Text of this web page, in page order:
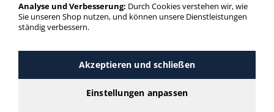
Analyse und Verbesserung: Durch Cookies verstehen wir, wie
Sie unseren Shop nutzen, und können unsere Dienstleistungen
ständig verbessern.
Akzeptieren und schließen
Einstellungen anpassen